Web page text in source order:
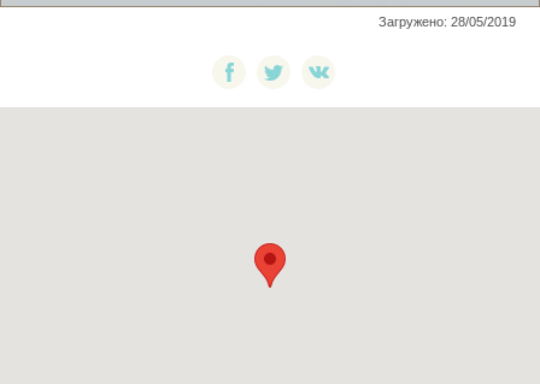
Загружено: 28/05/2019